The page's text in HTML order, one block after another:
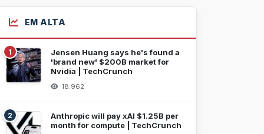
EM ALTA
1
Jensen Huang says he's found a
'brand new' $200B market for
Nvidia | TechCrunch
18.962
2
Anthropic will pay xAI $1.25B per
month for compute | TechCrunch